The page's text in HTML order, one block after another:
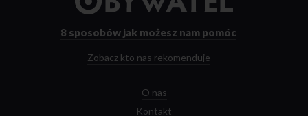
strony
8 sposobów jak możesz nam pomóc
Zobacz kto nas rekomenduje
O nas
Kontakt